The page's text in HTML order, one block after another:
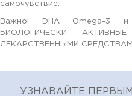
самочувствие.
Важно! DHA Omega-3 и
БИОЛОГИЧЕСКИ
ЛЕКАРСТВЕННЫМИ
УЗНАВАЙТЕ